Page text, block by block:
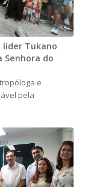
líder Tukano
Senhora do
e
pela